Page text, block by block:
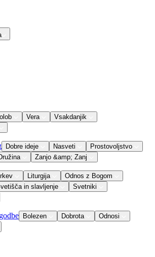
Vera
Vsakdanjik
Dobre ideje Nasveti
Prostovoljstvo
Zanjo &amp; Zanj
Liturgija
Odnos z Bogom
in slavljenje
Svetniki
Bolezen Dobrota
Odnosi